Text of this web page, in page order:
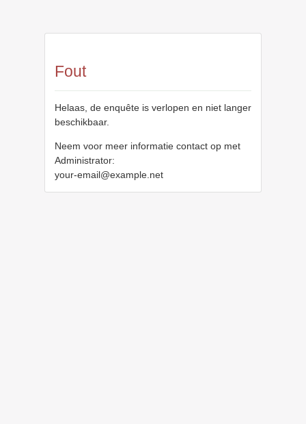
Fout
Helaas, de enquête is verlopen en niet langer
beschikbaar.
Neem voor meer informatie contact op met
Administrator:
your-email@example.net